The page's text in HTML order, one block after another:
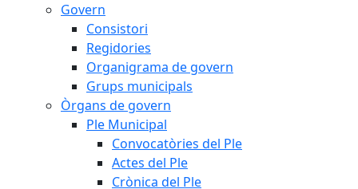
Govern
Consistori
Regidories
Organigrama de govern
Grups municipals
Òrgans de govern
Ple Municipal
Convocatòries del Ple
Actes del Ple
Crònica del Ple